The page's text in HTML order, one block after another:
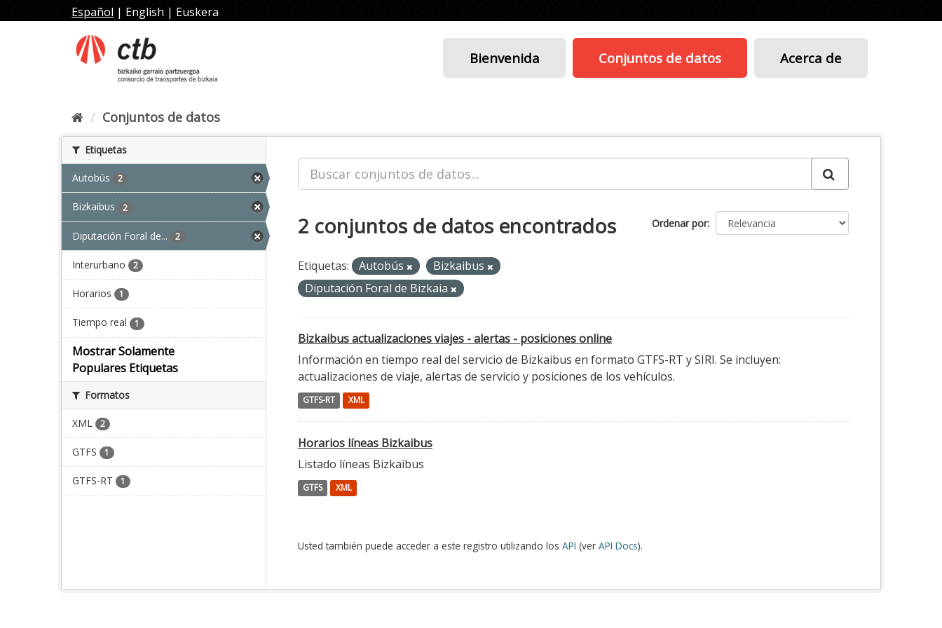
al
Español | English | Euskera
Bienvenida Conjuntos de datos Acerca de
Conjuntos de datos
Etiquetas
Autobús 2
Bizkaibus 2
Diputación Foral de... 2
Interurbano 2
Horarios 1
Tiempo real 1
Mostrar Solamente
Populares Etiquetas
Formatos
XML 2
GTFS 1
GTFS-RT 1
Ordenar por
2 conjuntos de datos encontrados
Etiquetas: Autobús
Bizkaibus
Diputación Foral de Bizkaia
Bizkaibus actualizaciones viajes - alertas - posiciones online
Información en tiempo real del servicio de Bizkaibus en formato GTFS-RT y SIRI. Se incluyen:
actualizaciones de viaje, alertas de servicio y posiciones de los vehículos.
GTFS-RT XML
Horarios líneas Bizkaibus
Listado líneas Bizkaibus
GTFS XML
Usted también puede acceder a este registro utilizando los API (ver API Docs).